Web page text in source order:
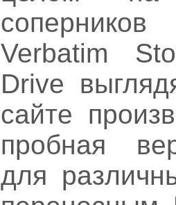
Verbatim
Drive
сайте
пробная
для